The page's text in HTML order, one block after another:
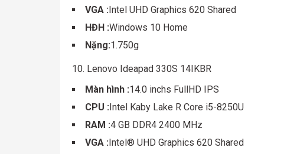
VGA :Intel UHD Graphics 620 Shared
HĐH :Windows 10 Home
Nặng:1.750g
10. Lenovo Ideapad 330S 14IKBR
Màn hình :14.0 inchs FullHD IPS
CPU :Intel Kaby Lake R Core i5-8250U
RAM :4 GB DDR4 2400 MHz
VGA :Intel® UHD Graphics 620 Shared